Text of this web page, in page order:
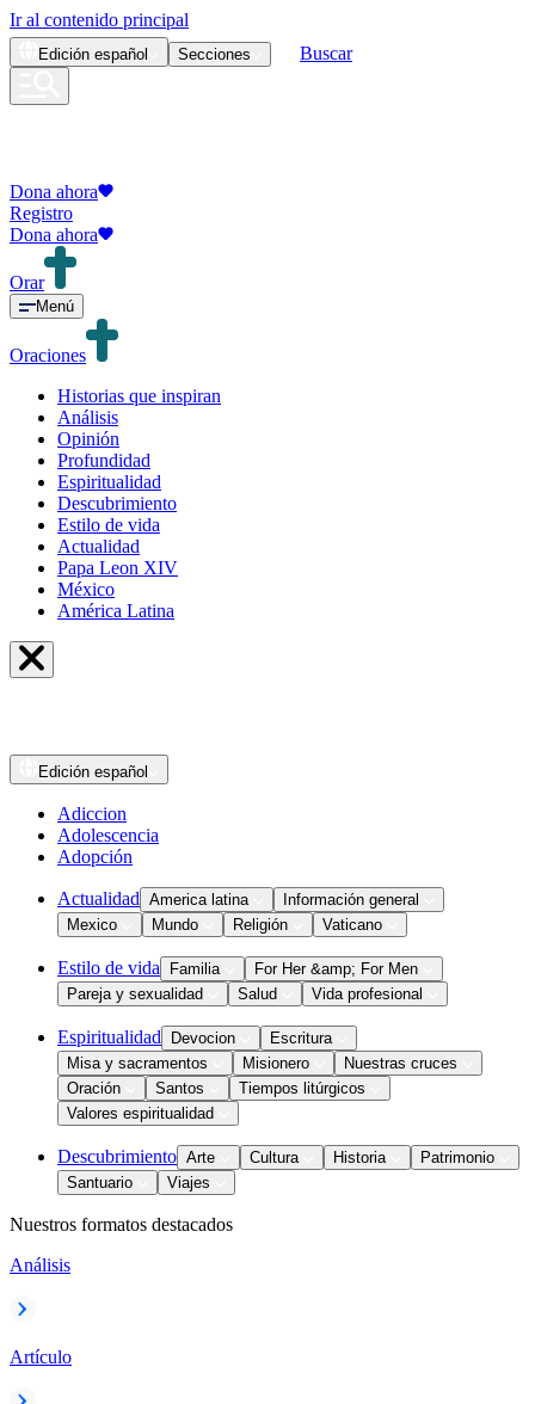
Ir al contenido principal
Edición español Secciones Buscar
Dona ahora
Registro
Dona ahora
Orar
Menú
Oraciones
Historias que inspiran
Análisis
Opinión
Profundidad
Espiritualidad
Descubrimiento
Estilo de vida
Actualidad
Papa Leon XIV
México
América Latina
Edición español
Adiccion
Adolescencia
Adopción
Actualidad America latina
Información general
Mexico
Mundo Religión Vaticano
Estilo de vida Familia
For Her &amp; For Men
Pareja y sexualidad
Salud Vida profesional
Espiritualidad Devocion
Escritura
Misa y sacramentos
Misionero
Nuestras cruces
Oración
Santos
Tiempos litúrgicos
Valores espiritualidad
Descubrimiento Arte Cultura Historia
Patrimonio
Santuario
Viajes
Nuestros formatos destacados
Análisis
Artículo